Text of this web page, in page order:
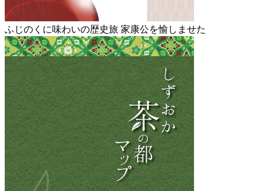
ふじのくに味わいの歴史旅 家康公を愉しませた